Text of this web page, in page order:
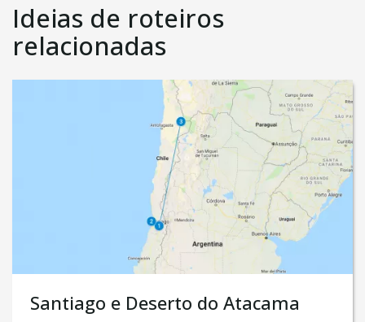
Ideias de roteiros
relacionadas
Santiago e Deserto do Atacama